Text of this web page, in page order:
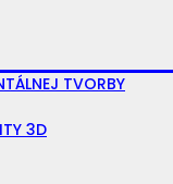
TVORBY
3D